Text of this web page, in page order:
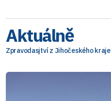
Aktuálně
Zpravodasjtví z Jihočeského kraje